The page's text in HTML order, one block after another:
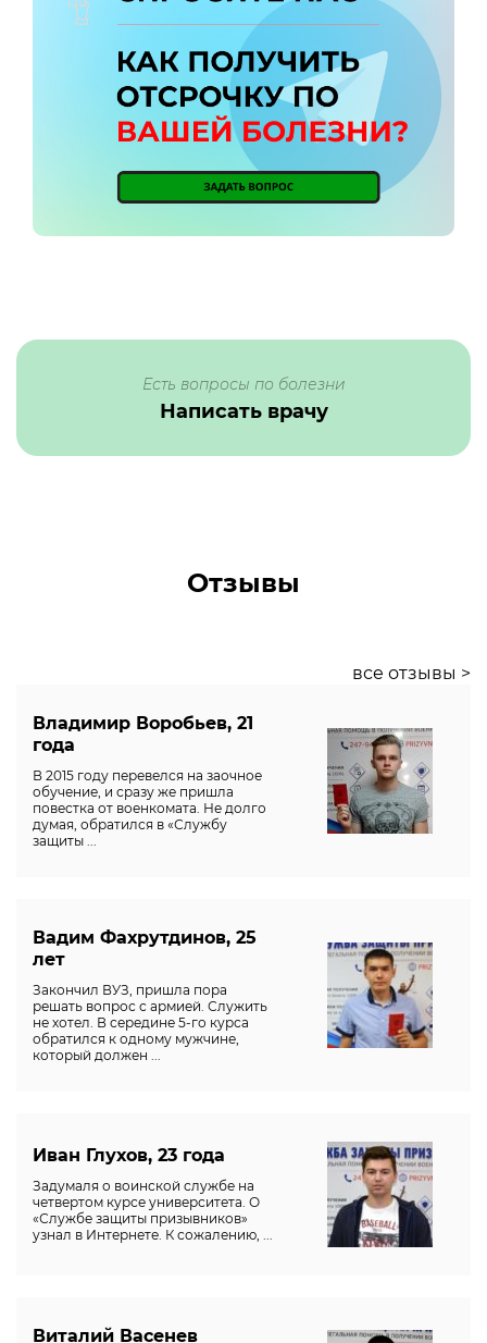
Есть вопросы по болезни
Написать врачу
Отзывы
все отзывы >
Владимир Воробьев, 21
года
В 2015 году перевелся на заочное
обучение, и сразу же пришла
повестка от военкомата. Не долго
думая, обратился в «Службу
защиты ...
Вадим Фахрутдинов, 25
лет
Закончил ВУЗ, пришла пора
решать вопрос с армией. Служить
не хотел. В середине 5-го курса
обратился к одному мужчине,
который должен ...
Иван Глухов, 23 года
Задумаля о воинской службе на
четвертом курсе университета. О
«Службе защиты призывников»
узнал в Интернете. К сожалению, ...
Виталий Васенев